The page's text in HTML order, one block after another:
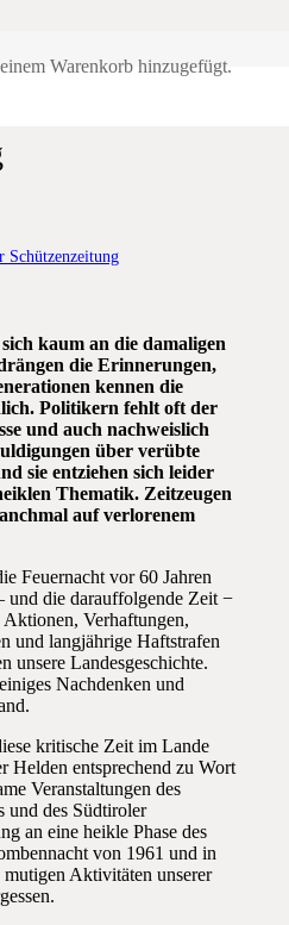
Warenkorb hinzugefügt.
–
Schützenzeitung
kaum an die damaligen
die Erinnerungen,
kennen die
Politikern fehlt oft der
und auch nachweislich
über verübte
sie entziehen sich leider
Thematik. Zeitzeugen
auf verlorenem
Feuernacht vor 60 Jahren
und die darauffolgende Zeit −
Verhaftungen,
und langjährige Haftstrafen
unsere Landesgeschichte.
Nachdenken und
kritische Zeit im Lande
Helden entsprechend zu Wort
Veranstaltungen des
und des Südtiroler
an eine heikle Phase des
von 1961 und in
mutigen Aktivitäten unserer